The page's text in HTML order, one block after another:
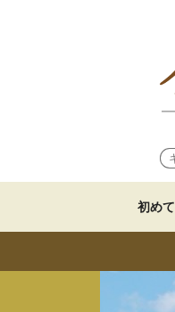
初め